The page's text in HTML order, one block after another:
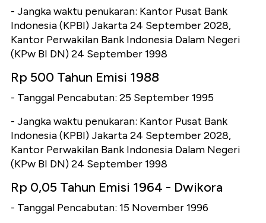
- Jangka waktu penukaran: Kantor Pusat Bank
Indonesia (KPBI) Jakarta 24 September 2028,
Kantor Perwakilan Bank Indonesia Dalam Negeri
(KPw BI DN) 24 September 1998
Rp 500 Tahun Emisi 1988
- Tanggal Pencabutan: 25 September 1995
- Jangka waktu penukaran: Kantor Pusat Bank
Indonesia (KPBI) Jakarta 24 September 2028,
Kantor Perwakilan Bank Indonesia Dalam Negeri
(KPw BI DN) 24 September 1998
Rp 0,05 Tahun Emisi 1964 - Dwikora
- Tanggal Pencabutan: 15 November 1996